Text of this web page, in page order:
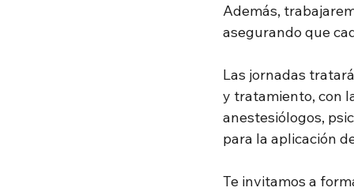
Además,
asegurando que
Las jornadas
y tratamiento, con
anestesiólogos,
para la aplicación
Te invitamos a